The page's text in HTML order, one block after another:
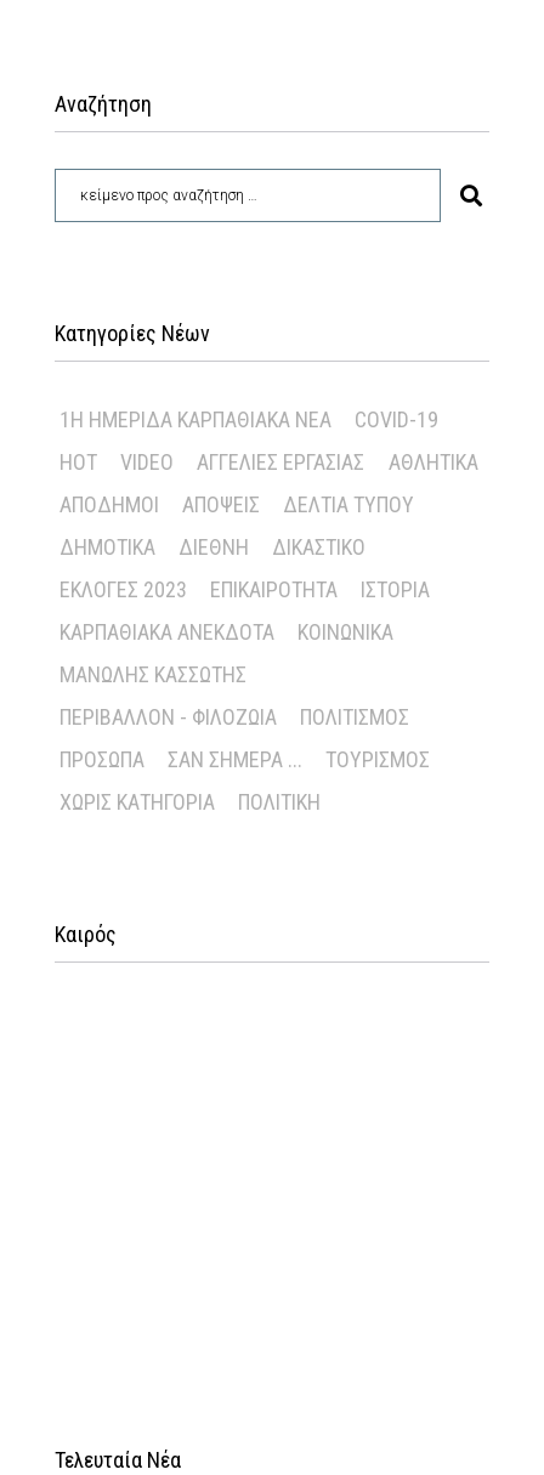
Αναζήτηση
Κατηγορίες Νέων
1Η ΗΜΕΡΊΔΑ ΚΑΡΠΑΘΙΑΚΆ ΝΈΑ
COVID-19
HOT
VIDEO ΑΓΓΕΛΊΕΣ ΕΡΓΑΣΊΑΣ
ΑΘΛΗΤΙΚΆ
ΑΠΌΔΗΜΟΙ
ΑΠΌΨΕΙΣ
ΔΕΛΤΊΑ ΤΎΠΟΥ
ΔΗΜΟΤΙΚΆ
ΔΙΕΘΝΉ
ΔΙΚΑΣΤΙΚΌ
ΕΚΛΟΓΈΣ 2023
ΕΠΙΚΑΙΡΌΤΗΤΑ
ΙΣΤΟΡΊΑ
ΚΑΡΠΑΘΙΑΚΆ ΑΝΈΚΔΟΤΑ
ΚΟΙΝΩΝΙΚΆ
ΜΑΝΏΛΗΣ ΚΑΣΣΏΤΗΣ
ΠΕΡΙΒΆΛΛΟΝ - ΦΙΛΟΖΩΊΑ
ΠΟΛΙΤΙΣΜΌΣ
ΠΡΌΣΩΠΑ
ΣΑΝ ΣΉΜΕΡΑ ...
ΤΟΥΡΙΣΜΌΣ
ΧΩΡΊΣ ΚΑΤΗΓΟΡΊΑ
ΠΟΛΙΤΙΚΉ
Καιρός
Τελευταία Νέα